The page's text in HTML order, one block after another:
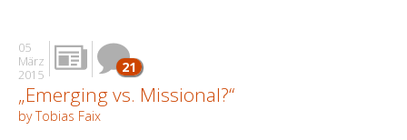
05
März
2015
21
„Emerging vs. Missional?“
by Tobias Faix